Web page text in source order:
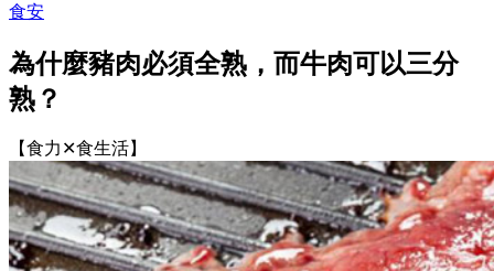
食安
為什麼豬肉必須全熟，而牛肉可以三分
熟？
【食力✕食生活】